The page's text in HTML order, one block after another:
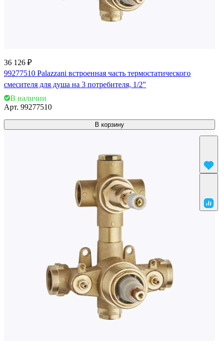
36 126 ₽
99277510 Palazzani встроенная часть термостатического
смесителя для душа на 3 потребителя, 1/2"
В наличии
Арт. 99277510
В корзину